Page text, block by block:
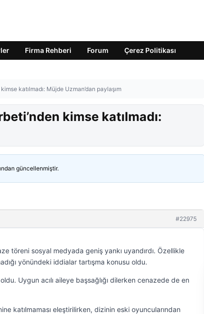
Firma Rehberi Forum Çerez Politikası
katılmadı: Müjde Uzman’dan paylaşım
kimse katılmadı:
güncellenmiştir.
#22975
töreni sosyal medyada geniş yankı uyandırdı. Özellikle
yönündeki iddialar tartışma konusu oldu.
Uygun acılı aileye başsağlığı dilerken cenazede de en
katılmaması eleştirilirken, dizinin eski oyuncularından